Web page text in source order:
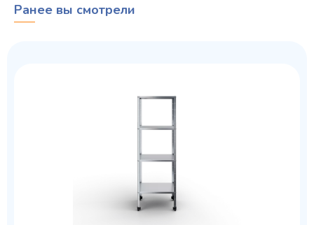
Ранее вы смотрели